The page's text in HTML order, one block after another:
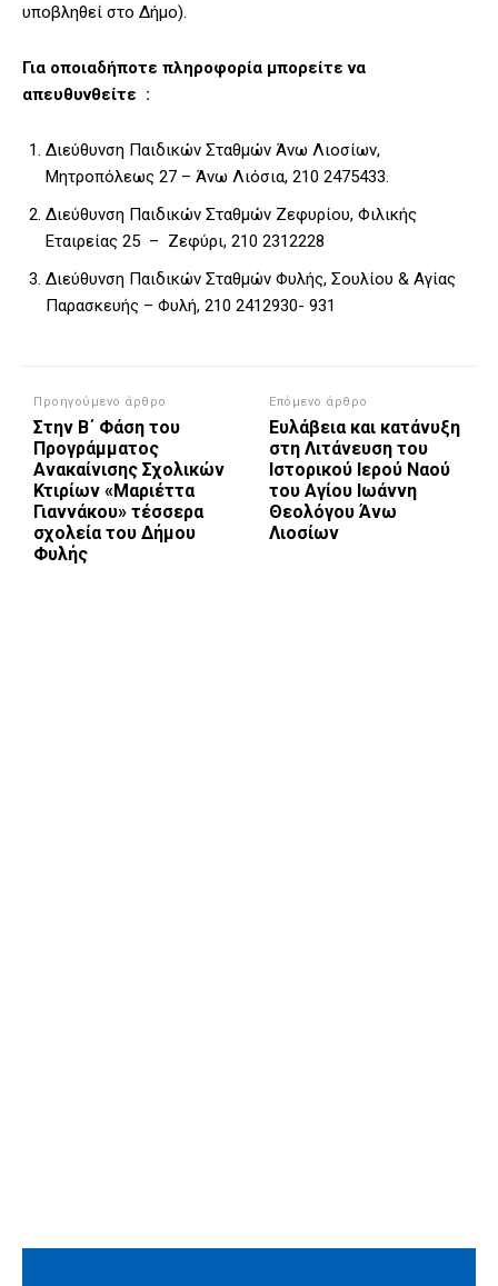
υποβληθεί στο Δήμο).
Για οποιαδήποτε πληροφορία μπορείτε να
απευθυνθείτε :
Διεύθυνση Παιδικών Σταθμών Άνω Λιοσίων,
Μητροπόλεως 27 – Άνω Λιόσια, 210 2475433.
Διεύθυνση Παιδικών Σταθμών Ζεφυρίου, Φιλικής
Εταιρείας 25 – Ζεφύρι, 210 2312228
Διεύθυνση Παιδικών Σταθμών Φυλής, Σουλίου & Αγίας
Παρασκευής – Φυλή, 210 2412930- 931
Προηγούμενο άρθρο
Στην Β΄ Φάση του
Προγράμματος
Ανακαίνισης Σχολικών
Κτιρίων «Μαριέττα
Γιαννάκου» τέσσερα
σχολεία του Δήμου
Φυλής
Επόμενο άρθρο
Ευλάβεια και κατάνυξη
στη Λιτάνευση του
Ιστορικού Ιερού Ναού
του Αγίου Ιωάννη
Θεολόγου Άνω
Λιοσίων